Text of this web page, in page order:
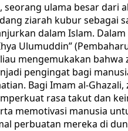
seorang ulama besar dari
ziarah kubur sebagai
dalam Islam. Dalam
Ulumuddin”
mengemukakan bahwa
pengingat bagi
Bagi Imam al-Ghazali,
rasa takut dan
memotivasi manusia
perbuatan mereka di